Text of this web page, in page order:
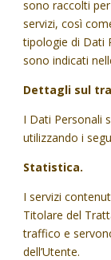
sono raccolti
servizi, così
tipologie di Dati
sono indicati
Dettagli sul
I Dati Personali
utilizzando i
Statistica.
I servizi
Titolare del
traffico e
dell’Utente.